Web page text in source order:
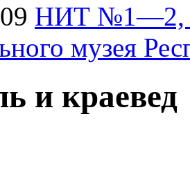
НИТ №1—2,
музея
и краевед